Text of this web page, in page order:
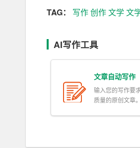
格。
4. 故事情节的构思与转折
AI具有强大的逻辑思维
TAG： 写作创作文学文
AI写作工具
文章自动写作
输入您的写作要
质量的原创文章。